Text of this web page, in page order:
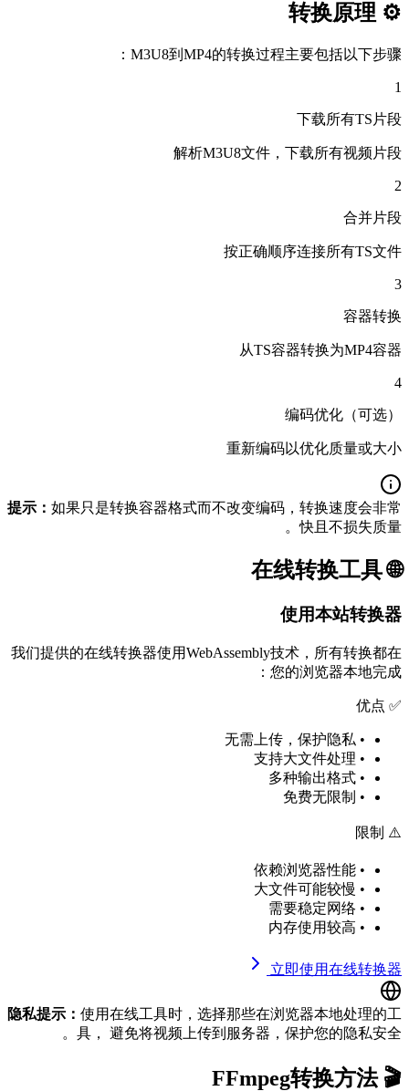
⚙️ 转换原理
M3U8到MP4的转换过程主要包括以下步骤：
1
下载所有TS片段
解析M3U8文件，下载所有视频片段
2
合并片段
按正确顺序连接所有TS文件
3
容器转换
从TS容器转换为MP4容器
4
编码优化（可选）
重新编码以优化质量或大小
提示： 如果只是转换容器格式而不改变编码，转换速度会非常
快且不损失质量。
🌐 在线转换工具
使用本站转换器
我们提供的在线转换器使用WebAssembly技术，所有转换都在
您的浏览器本地完成：
✅ 优点
• 无需上传，保护隐私
• 支持大文件处理
• 多种输出格式
• 免费无限制
⚠️ 限制
• 依赖浏览器性能
• 大文件可能较慢
• 需要稳定网络
• 内存使用较高
立即使用在线转换器
隐私提示： 使用在线工具时，选择那些在浏览器本地处理的工
具， 避免将视频上传到服务器，保护您的隐私安全。
🎬 FFmpeg转换方法